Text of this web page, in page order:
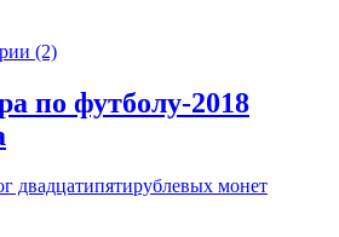
(2)
по футболу-2018
двадцатипятирублевых монет